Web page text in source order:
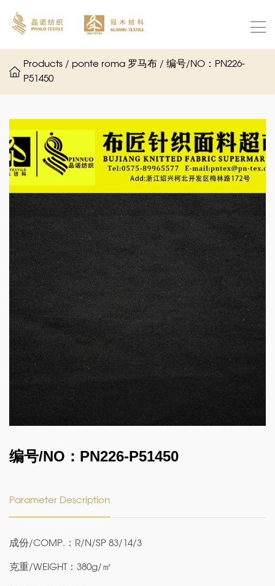
Products / ponte roma 罗马布 / 编号/NO：PN226-
P51450
编号/NO：PN226-P51450
Parameter Description
成份/COMP.：R/N/SP 83/14/3
克重/WEIGHT：380g/㎡